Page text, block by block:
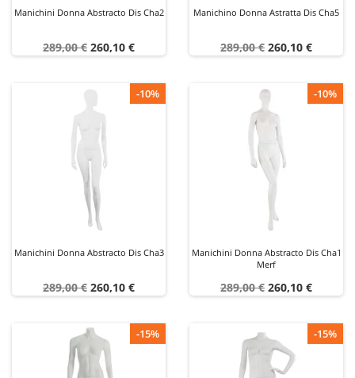
Manichini Donna Abstracto Dis Cha2
Prezzo
289,00 € Prezzo
260,10 €
Manichino Donna Astratta Dis Cha5
Prezzo
289,00 € Prezzo
260,10 €
-10%
Manichini Donna Abstracto Dis Cha3
Prezzo
289,00 € Prezzo
260,10 €
-10%
Manichini Donna Abstracto Dis Cha1
Merf
Prezzo
289,00 € Prezzo
260,10 €
-15% -15%